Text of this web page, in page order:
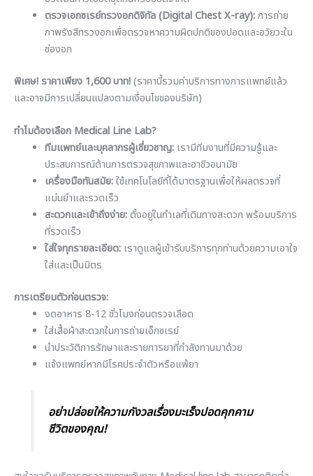
ตรวจเอกซเรย์ทรวงอกดิจิทัล (Digital Chest X-ray):การถ่าย
ภาพรังสีทรวงอกเพื่อตรวจหาความผิดปกติของปอดและอวัยวะใน
ช่องอก
พิเศษ! ราคาเพียง 1,600 บาท!(ราคานี้รวมค่าบริการทางการแพทย์แล้ว
และอาจมีการเปลี่ยนแปลงตามเงื่อนไขของบริษัท)
ทำไมต้องเลือก Medical Line Lab?
ทีมแพทย์และบุคลากรผู้เชี่ยวชาญ:เรามีทีมงานที่มีความรู้และ
ประสบการณ์ด้านการตรวจสุขภาพและอาชีวอนามัย
เครื่องมือทันสมัย:ใช้เทคโนโลยีที่ได้มาตรฐานเพื่อให้ผลตรวจที่
แม่นยำและรวดเร็ว
สะดวกและเข้าถึงง่าย:ตั้งอยู่ในทำเลที่เดินทางสะดวก พร้อมบริการ
ที่รวดเร็ว
ใส่ใจทุกรายละเอียด:เราดูแลผู้เข้ารับบริการทุกท่านด้วยความเอาใจ
ใส่และเป็นมิตร
การเตรียมตัวก่อนตรวจ:
งดอาหาร 8-12 ชั่วโมงก่อนตรวจเลือด
ใส่เสื้อผ้าสะดวกในการถ่ายเอ็กซเรย์
นำประวัติการรักษาและรายการยาที่กำลังทานมาด้วย
แจ้งแพทย์หากมีโรคประจำตัวหรือแพ้ยา
อย่าปล่อยให้ความกังวลเรื่องมะเร็งปอดคุกคาม
ชีวิตของคุณ!